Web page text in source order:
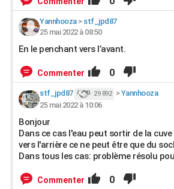
Yannhooza> stf_jpd87
25 mai 2022 à 08:50
En le penchant vers l’avant.
Commenter 0
stf_jpd87 29 892 >Yannhooza
25 mai 2022 à 10:06
Bonjour
Dans ce cas l'eau peut sortir de la
vers l'arrière ce ne peut être que du
Dans tous les cas: problème résolu
Commenter 0